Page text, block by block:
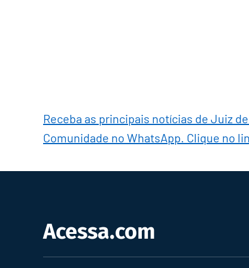
Receba as principais notícias de Juiz
Comunidade no WhatsApp. Clique no
Acessa.com